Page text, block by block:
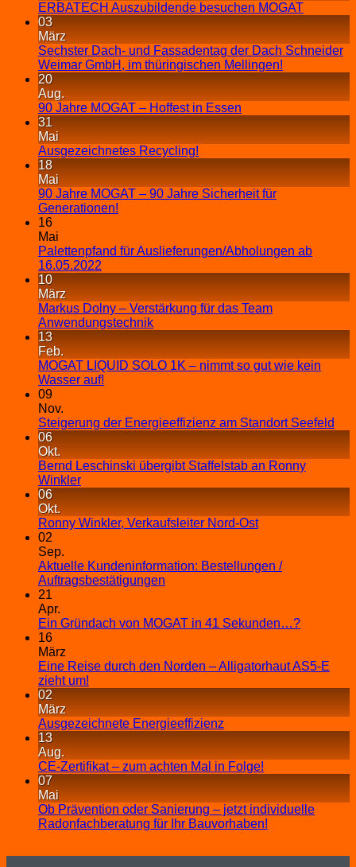
ERBATECH Auszubildende besuchen MOGAT
03
März
Sechster Dach- und Fassadentag der Dach Schneider
Weimar GmbH, im thüringischen Mellingen!
20
Aug.
90 Jahre MOGAT – Hoffest in Essen
31
Mai
Ausgezeichnetes Recycling!
18
Mai
90 Jahre MOGAT – 90 Jahre Sicherheit für
Generationen!
16
Mai
Palettenpfand für Auslieferungen/Abholungen ab
16.05.2022
10
März
Markus Dolny – Verstärkung für das Team
Anwendungstechnik
13
Feb.
MOGAT LIQUID SOLO 1K – nimmt so gut wie kein
Wasser auf!
09
Nov.
Steigerung der Energieeffizienz am Standort Seefeld
06
Okt.
Bernd Leschinski übergibt Staffelstab an Ronny
Winkler
06
Okt.
Ronny Winkler, Verkaufsleiter Nord-Ost
02
Sep.
Aktuelle Kundeninformation: Bestellungen /
Auftragsbestätigungen
21
Apr.
Ein Gründach von MOGAT in 41 Sekunden…?
16
März
Eine Reise durch den Norden – Alligatorhaut AS5-E
zieht um!
02
März
Ausgezeichnete Energieeffizienz
13
Aug.
CE-Zertifikat – zum achten Mal in Folge!
07
Mai
Ob Prävention oder Sanierung – jetzt individuelle
Radonfachberatung für Ihr Bauvorhaben!